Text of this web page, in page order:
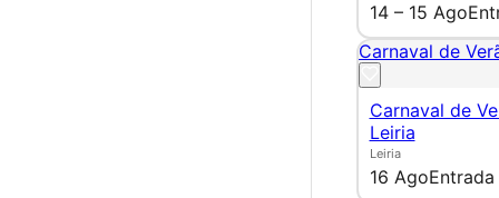
14 – 15 Ago
Carnaval de
Carnaval de
Leiria
Leiria
16 Ago